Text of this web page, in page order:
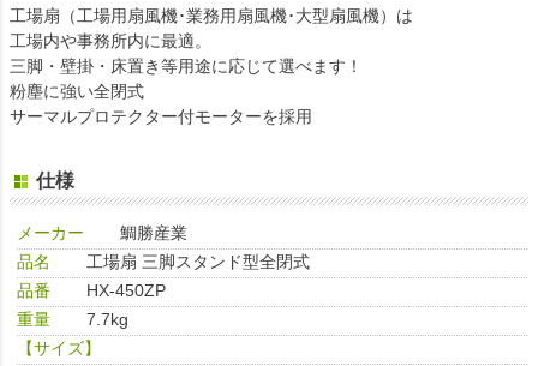
工場扇（工場用扇風機･業務用扇風機･大型扇風機）は
工場内や事務所内に最適。
三脚・壁掛・床置き等用途に応じて選べます！
粉塵に強い全閉式
サーマルプロテクター付モーターを採用
仕様
メーカー
鯛勝産業
品名
工場扇 三脚スタンド型全閉式
品番
HX-450ZP
重量
7.7kg
【サイズ】